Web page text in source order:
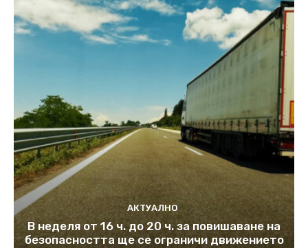
АКТУАЛНО
В неделя от 16 ч. до 20 ч. за повишаване на
безопасността ще се ограничи движението